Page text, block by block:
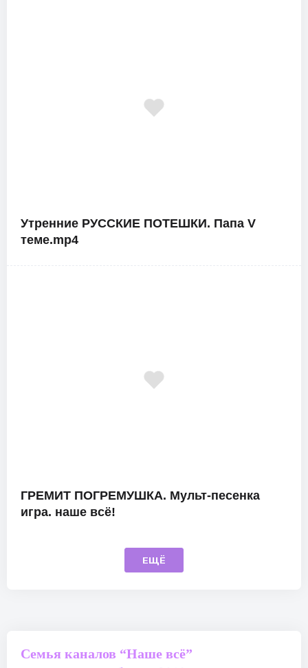
Утренние РУССКИЕ ПОТЕШКИ. Папа V
теме.mp4
ГРЕМИТ ПОГРЕМУШКА. Мульт-песенка
игра. наше всё!
ЕЩЁ
Семья каналов “Наше всё”